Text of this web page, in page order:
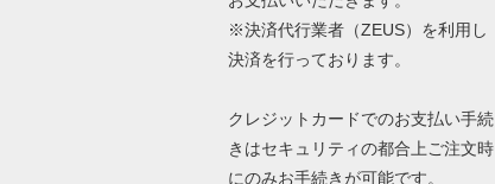
※決済代行業者（ZEUS）を利用し
決済を行っております。
クレジットカードでのお支払い手続
きはセキュリティの都合上ご注文時
にのみお手続きが可能です。